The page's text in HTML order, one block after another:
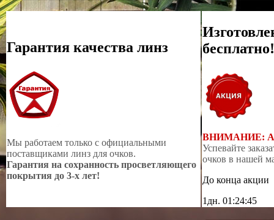
Гарантия качества линз
Мы работаем только с официальными
поставщиками линз для очков.
Гарантия на сохранность просветляющего
покрытия до 3-х лет!
бесплатно!
ВНИМАНИЕ:
Успевайте
очков в нашей
До конца акции
1дн. 01:24:43